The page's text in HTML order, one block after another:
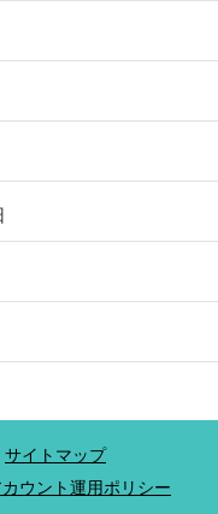
サイトマップ
ウント運用ポリシー